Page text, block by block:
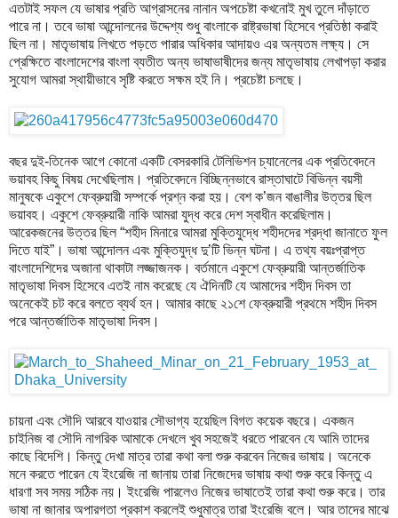
এতটাই সফল যে ভাষার প্রতি আগ্রাসনের নানান অপচেষ্টা কখনোই মুখ তুলে দাঁড়াতে
পারে না। তবে ভাষা আন্দোলনের উদ্দেশ্য শুধু বাংলাকে রাষ্ট্রভাষা হিসেবে প্রতিষ্ঠা করাই
ছিল না। মাতৃভাষায় লিখতে পড়তে পারার অধিকার আদায়ও এর অন্যতম লক্ষ্য। সে
প্রেক্ষিতে বাংলাদেশের বাংলা ব্যতীত অন্য ভাষাভাষীদের জন্য মাতৃভাষায় লেখাপড়া করার
সুযোগ আমরা স্থায়ীভাবে সৃষ্টি করতে সক্ষম হই নি। প্রচেষ্টা চলছে।
বছর দুই-তিনেক আগে কোনো একটি বেসরকারি টেলিভিশন চ্যানেলের এক প্রতিবেদনে
ভয়াবহ কিছু বিষয় দেখেছিলাম। প্রতিবেদনে বিচ্ছিন্নভাবে রাস্তাঘাটে বিভিন্ন বয়সী
মানুষকে একুশে ফেব্রুয়ারী সম্পর্কে প্রশ্ন করা হয়। বেশ ক’জন বাঙালীর উত্তর ছিল
ভয়াবহ। একুশে ফেব্রুয়ারী নাকি আমরা যুদ্ধ করে দেশ স্বাধীন করেছিলাম।
আরেকজনের উত্তর ছিল “শহীদ মিনারে আমরা মুক্তিযুদ্ধে শহীদদের শ্রদ্ধা জানাতে ফুল
দিতে যাই”। ভাষা আন্দোলন এবং মুক্তিযুদ্ধ দু’টি ভিন্ন ঘটনা। এ তথ্য বয়ঃপ্রাপ্ত
বাংলাদেশিদের অজানা থাকাটা লজ্জাজনক। বর্তমানে একুশে ফেব্রুয়ারী আন্তর্জাতিক
মাতৃভাষা দিবস হিসেবে এতই নাম করেছে যে ঐদিনটি যে আমাদের শহীদ দিবস তা
অনেকেই চট করে বলতে ব্যর্থ হন। আমার কাছে ২১শে ফেব্রুয়ারী প্রথমে শহীদ দিবস
পরে আন্তর্জাতিক মাতৃভাষা দিবস।
চায়না এবং সৌদি আরবে যাওয়ার সৌভাগ্য হয়েছিল বিগত কয়েক বছরে। একজন
চাইনিজ বা সৌদি নাগরিক আমাকে দেখলে খুব সহজেই ধরতে পারবেন যে আমি তাদের
কাছে বিদেশি। কিন্তু দেখা মাত্র তারা কথা বলা শুরু করবেন নিজের ভাষায়। অনেকে
মনে করতে পারেন যে ইংরেজি না জানায় তারা নিজেদের ভাষায় কথা শুরু করে কিন্তু এ
ধারণা সব সময় সঠিক নয়। ইংরেজি পারলেও নিজের ভাষাতেই তারা কথা শুরু করে। তার
ভাষা না জানার অপারগতা প্রকাশ করলেই শুধুমাত্র তারা ইংরেজি বলে। আর তাদের মাঝে